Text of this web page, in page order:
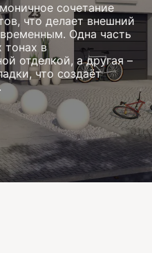
сочетание
что делает внешний
Одна часть
тонах в
отделкой, а другая –
что создаёт